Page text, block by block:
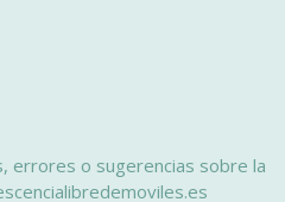
errores o sugerencias sobre la